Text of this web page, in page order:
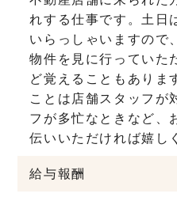
れする仕事です。土日
いらっしゃいますので
物件を見に行っていた
ど覚えることもありま
ことは店舗スタッフが
フが多忙なときなど、
伝いいただければ嬉し
給与報酬